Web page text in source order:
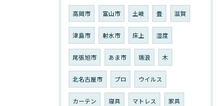
高岡市 富山市 土岐 畳 滋賀
津島市 射水市 床上 湿度
尾張旭市 あま市 瑞浪 木
北名古屋市 プロ ウイルス
カーテン 寝具 マトレス 家具